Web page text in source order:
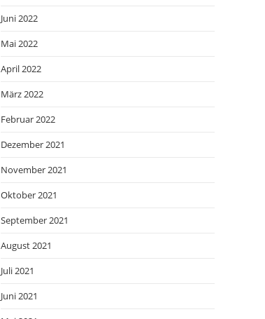
Juni 2022
Mai 2022
April 2022
März 2022
Februar 2022
Dezember 2021
November 2021
Oktober 2021
September 2021
August 2021
Juli 2021
Juni 2021